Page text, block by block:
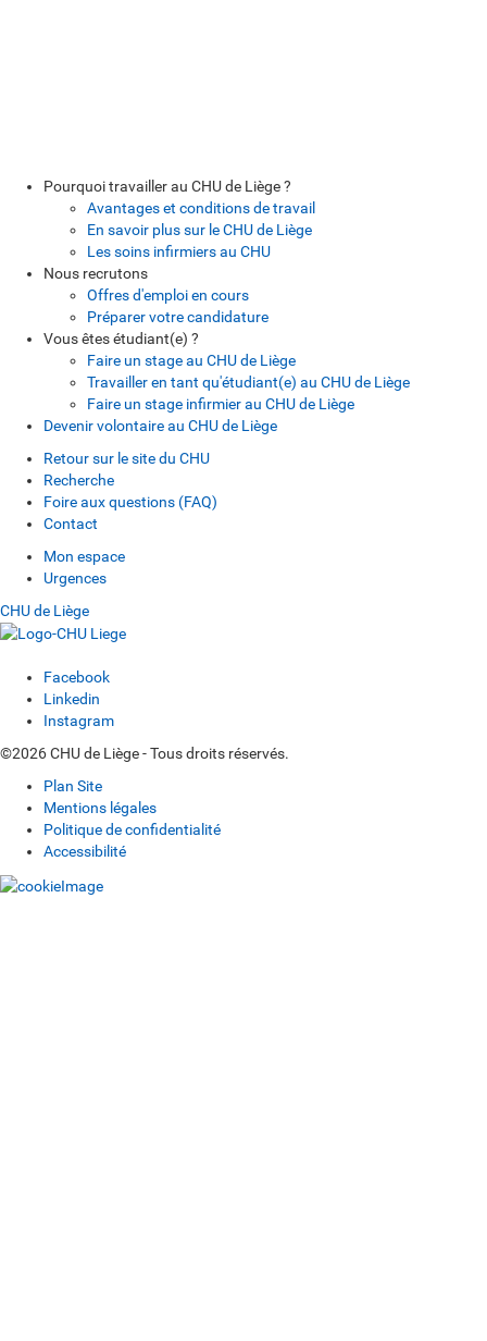
Pourquoi travailler au CHU de Liège ?
Avantages et conditions de travail
En savoir plus sur le CHU de Liège
Les soins infirmiers au CHU
Nous recrutons
Offres d'emploi en cours
Préparer votre candidature
Vous êtes étudiant(e) ?
Faire un stage au CHU de Liège
Travailler en tant qu'étudiant(e) au CHU de Liège
Faire un stage infirmier au CHU de Liège
Devenir volontaire au CHU de Liège
Retour sur le site du CHU
Recherche
Foire aux questions (FAQ)
Contact
Mon espace
Urgences
CHU de Liège
Facebook
Linkedin
Instagram
©2026 CHU de Liège - Tous droits réservés.
Plan Site
Mentions légales
Politique de confidentialité
Accessibilité